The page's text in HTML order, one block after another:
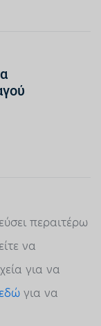
περαιτέρω
να
για να
για να